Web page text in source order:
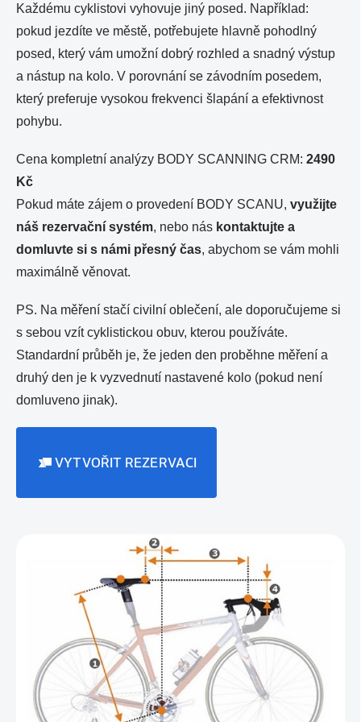
Každému cyklistovi vyhovuje jiný posed. Například:
pokud jezdíte ve městě, potřebujete hlavně pohodlný
posed, který vám umožní dobrý rozhled a snadný výstup
a nástup na kolo. V porovnání se závodním posedem,
který preferuje vysokou frekvenci šlapání a efektivnost
pohybu.
Cena kompletní analýzy BODY SCANNING CRM: 2490
Kč
Pokud máte zájem o provedení BODY SCANU, využijte
náš rezervační systém, nebo nás kontaktujte a
domluvte si s námi přesný čas, abychom se vám mohli
maximálně věnovat.
PS. Na měření stačí civilní oblečení, ale doporučujeme si
s sebou vzít cyklistickou obuv, kterou používáte.
Standardní průběh je, že jeden den proběhne měření a
druhý den je k vyzvednutí nastavené kolo (pokud není
domluveno jinak).
VYTVOŘIT REZERVACI